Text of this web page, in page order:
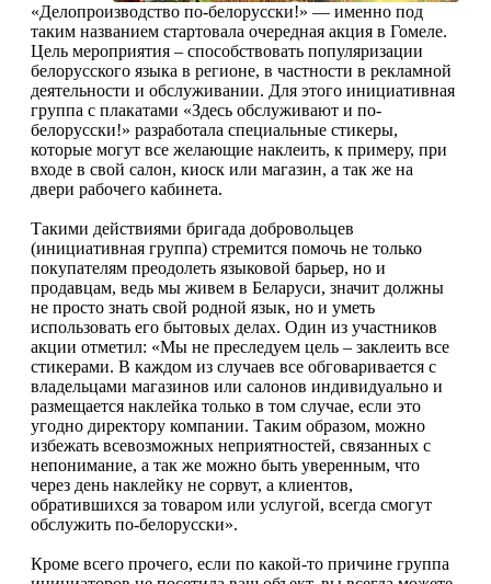
«Делопроизводство по-белорусски!» — именно под
таким названием стартовала очередная акция в Гомеле.
Цель мероприятия – способствовать популяризации
белорусского языка в регионе, в частности в рекламной
деятельности и обслуживании. Для этого инициативная
группа с плакатами «Здесь обслуживают и по-
белорусски!» разработала специальные стикеры,
которые могут все желающие наклеить, к примеру, при
входе в свой салон, киоск или магазин, а так же на
двери рабочего кабинета.
Такими действиями бригада добровольцев
(инициативная группа) стремится помочь не только
покупателям преодолеть языковой барьер, но и
продавцам, ведь мы живем в Беларуси, значит должны
не просто знать свой родной язык, но и уметь
использовать его бытовых делах. Один из участников
акции отметил: «Мы не преследуем цель – заклеить все
стикерами. В каждом из случаев все обговаривается с
владельцами магазинов или салонов индивидуально и
размещается наклейка только в том случае, если это
угодно директору компании. Таким образом, можно
избежать всевозможных неприятностей, связанных с
непонимание, а так же можно быть уверенным, что
через день наклейку не сорвут, а клиентов,
обратившихся за товаром или услугой, всегда смогут
обслужить по-белорусски».
Кроме всего прочего, если по какой-то причине группа